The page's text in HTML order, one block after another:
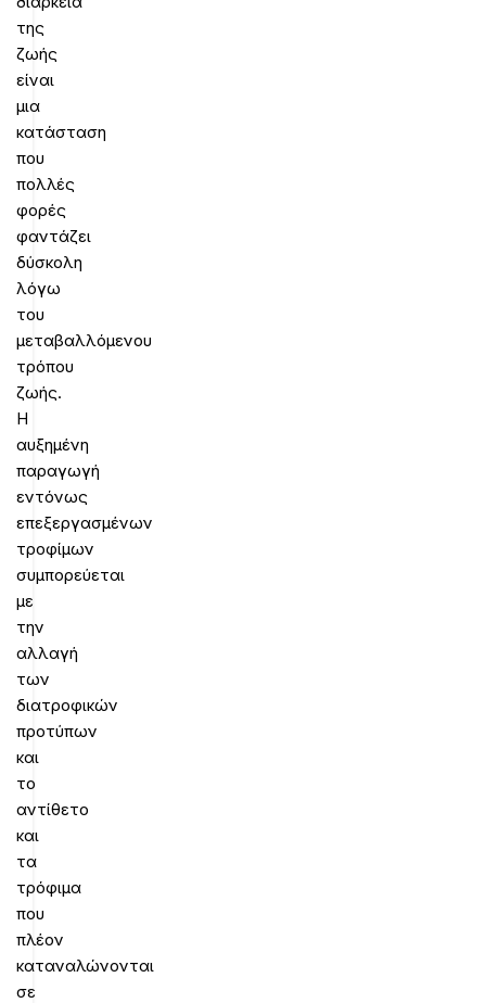
της
ζωής
είναι
μια
κατάσταση
που
πολλές
φορές
φαντάζει
δύσκολη
λόγω
του
μεταβαλλόμενου
τρόπου
ζωής.
Η
αυξημένη
παραγωγή
εντόνως
επεξεργασμένων
τροφίμων
συμπορεύεται
με
την
αλλαγή
των
διατροφικών
προτύπων
και
το
αντίθετο
και
τα
τρόφιμα
που
πλέον
καταναλώνονται
σε